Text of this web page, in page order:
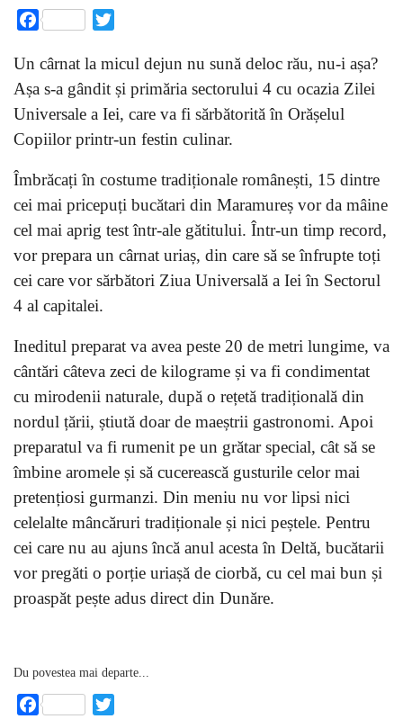
Facebook
Un cârnat la micul dejun nu sună deloc rău, nu-i așa?
Așa s-a gândit și primăria sectorului 4 cu ocazia Zilei
Universale a Iei, care va fi sărbătorită în Orășelul
Copiilor printr-un festin culinar.
Îmbrăcați în costume tradiționale românești, 15 dintre
cei mai pricepuți bucătari din Maramureș vor da mâine
cel mai aprig test într-ale gătitului. Într-un timp record,
vor prepara un cârnat uriaș, din care să se înfrupte toți
cei care vor sărbători Ziua Universală a Iei în Sectorul
4 al capitalei.
Ineditul preparat va avea peste 20 de metri lungime, va
cântări câteva zeci de kilograme și va fi condimentat
cu mirodenii naturale, după o rețetă tradițională din
nordul țării, știută doar de maeștrii gastronomi. Apoi
preparatul va fi rumenit pe un grătar special, cât să se
îmbine aromele și să cucerească gusturile celor mai
pretențiosi gurmanzi. Din meniu nu vor lipsi nici
celelalte mâncăruri tradiționale și nici peștele. Pentru
cei care nu au ajuns încă anul acesta în Deltă, bucătarii
vor pregăti o porție uriașă de ciorbă, cu cel mai bun și
proaspăt pește adus direct din Dunăre.
Du povestea mai departe...
Facebook